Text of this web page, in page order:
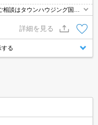
談はタウンハウジング国分
詳細を見る
する